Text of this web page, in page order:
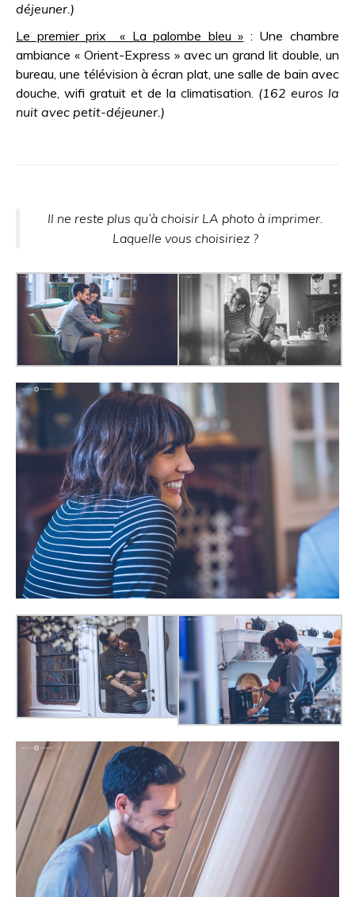
déjeuner.)
Le premier prix « La palombe bleu » : Une chambre
ambiance « Orient-Express » avec un grand lit double, un
bureau, une télévision à écran plat, une salle de bain avec
douche, wifi gratuit et de la climatisation. (162 euros la
nuit avec petit-déjeuner.)
Il ne reste plus qu’à choisir LA photo à imprimer.
Laquelle vous choisiriez ?